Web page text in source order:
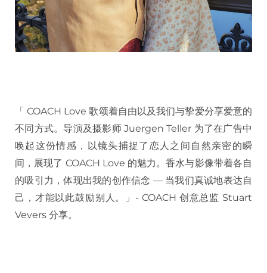
「 COACH Love 歌颂着自由以及我们与挚爱分享爱意的
不同方式。导演及摄影师 Juergen Teller 为了在广告中
唤起这份情感，以镜头捕捉了恋人之间自然亲密的瞬
间，展现了 COACH Love 的魅力。香水与影像带着各自
的吸引力，体现出我的创作信念 — 当我们真诚地表达自
己，才能以此鼓励别人。」- COACH 创意总监 Stuart
Vevers 分享。